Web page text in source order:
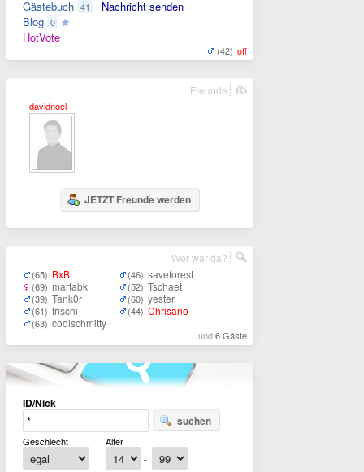
Gästebuch 41
Blog 0
HotVote
Nachricht senden
(42) off
davidnoel
JETZT Freunde werden
Freunde
(65) BxB
(69) martabk
(39) Tank0r
(61) frischi
(63) coolschmitty
(46) saveforest
(52) Tschaet
(60) yester
(44) Chrisano
... und6 Gäste
Wer war da?
ID/Nick
suchen
Geschlecht
Alter
-